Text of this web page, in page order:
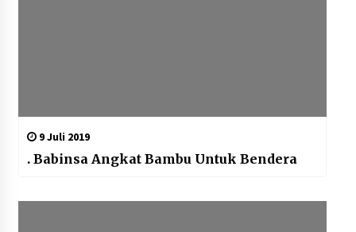
9 Juli 2019
. Babinsa Angkat Bambu Untuk Bendera